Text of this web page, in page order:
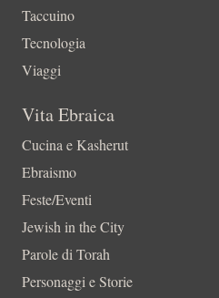
Taccuino
Tecnologia
Viaggi
Vita Ebraica
Cucina e Kasherut
Ebraismo
Feste/Eventi
Jewish in the City
Parole di Torah
Personaggi e Storie